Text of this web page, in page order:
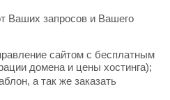
Ваших запросов и Вашего
сайтом с бесплатным
домена и цены хостинга);
а так же заказать